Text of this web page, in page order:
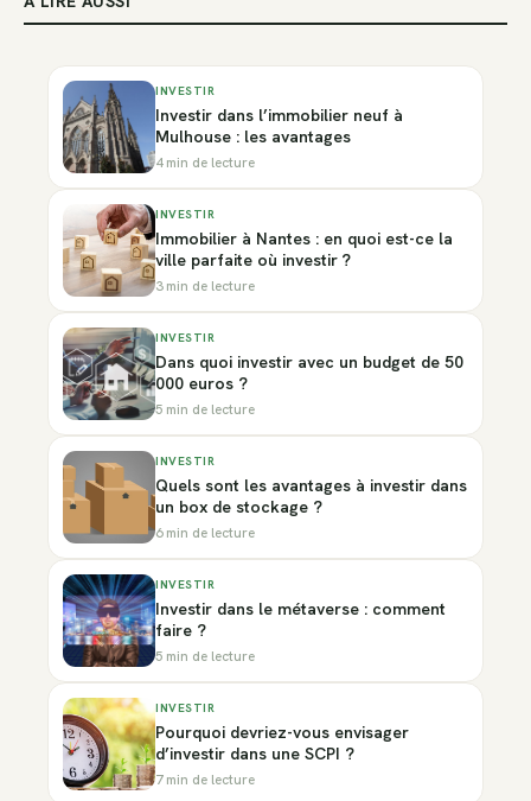
INVESTIR
Investir dans l’immobilier neuf à
Mulhouse : les avantages
4 min de lecture
INVESTIR
Immobilier à Nantes : en quoi est-ce la
ville parfaite où investir ?
3 min de lecture
INVESTIR
Dans quoi investir avec un budget de 50
000 euros ?
5 min de lecture
INVESTIR
Quels sont les avantages à investir dans
un box de stockage ?
6 min de lecture
INVESTIR
Investir dans le métaverse : comment
faire ?
5 min de lecture
INVESTIR
Pourquoi devriez-vous envisager
d’investir dans une SCPI ?
7 min de lecture